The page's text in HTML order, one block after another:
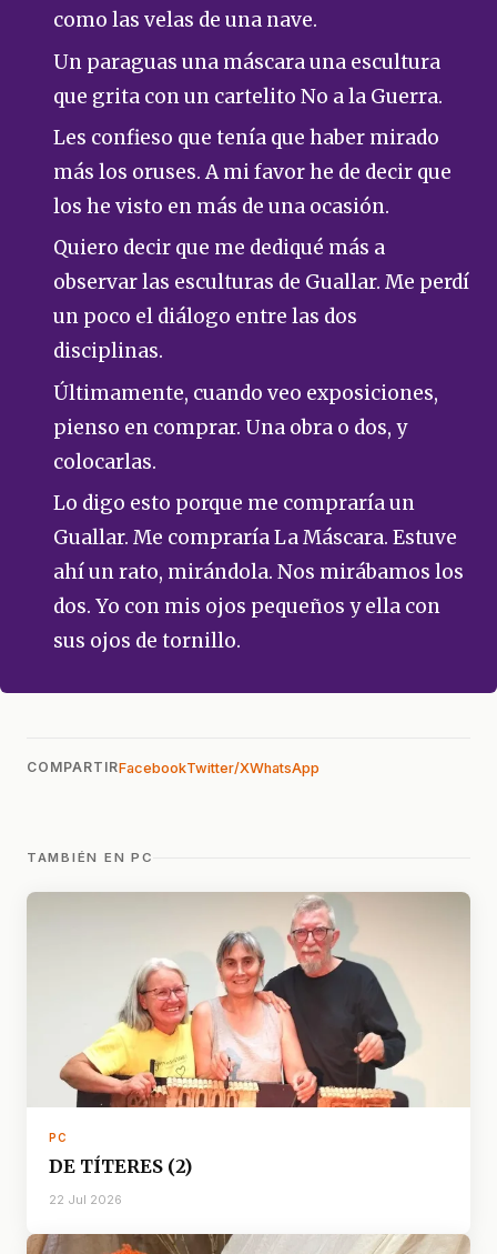
como las velas de una nave.
Un paraguas una máscara una escultura
que grita con un cartelito No a la Guerra.
Les confieso que tenía que haber mirado
más los oruses. A mi favor he de decir que
los he visto en más de una ocasión.
Quiero decir que me dediqué más a
observar las esculturas de Guallar. Me perdí
un poco el diálogo entre las dos
disciplinas.
Últimamente, cuando veo exposiciones,
pienso en comprar. Una obra o dos, y
colocarlas.
Lo digo esto porque me compraría un
Guallar. Me compraría La Máscara. Estuve
ahí un rato, mirándola. Nos mirábamos los
dos. Yo con mis ojos pequeños y ella con
sus ojos de tornillo.
COMPARTIRFacebookTwitter/XWhatsApp
TAMBIÉN EN PC
PC
DE TÍTERES (2)
22 Jul 2026